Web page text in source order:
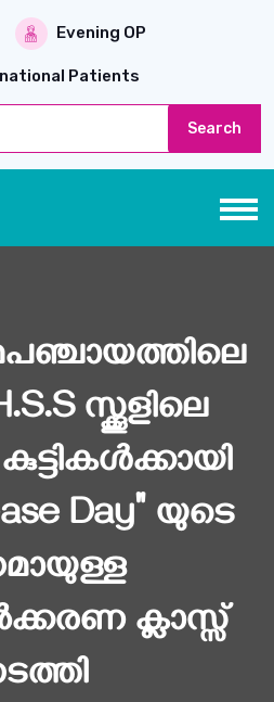
Evening OP
Patients
Search
സ്ക്കൂളിലെ
Day" യുടെ
ക്ലാസ്സ്